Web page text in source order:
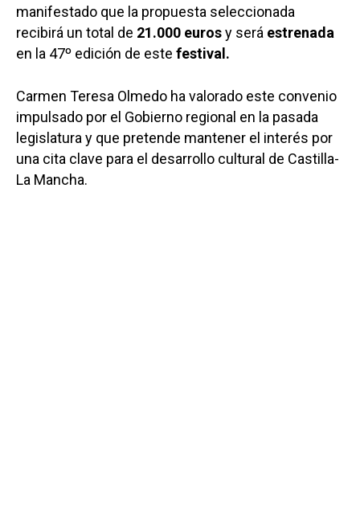
manifestado que la propuesta seleccionada
recibirá un total de 21.000 eurosy será estrenada
en la 47º edición de este festival.
Carmen Teresa Olmedo ha valorado este convenio
impulsado por el Gobierno regional en la pasada
legislatura y que pretende mantener el interés por
una cita clave para el desarrollo cultural de Castilla-
La Mancha.